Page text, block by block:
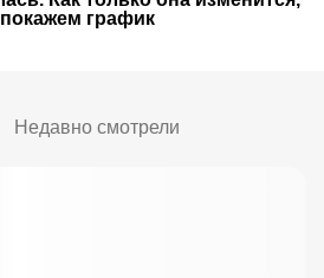
график
Недавно смотрели